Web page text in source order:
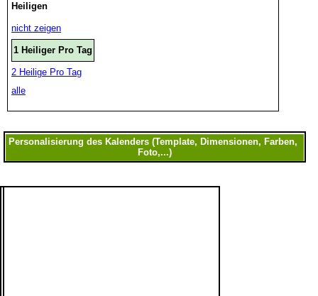
Heiligen
nicht zeigen
1 Heiliger Pro Tag
2 Heilige Pro Tag
alle